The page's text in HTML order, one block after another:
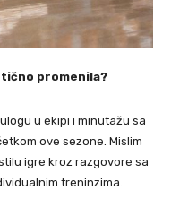
promenila?
u ekipi i minutažu sa
ove sezone. Mislim
igre kroz razgovore sa
treninzima.